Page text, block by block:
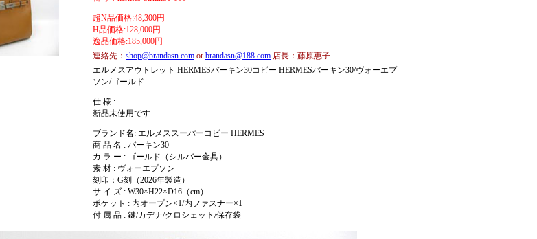
超N品価格:48,300円
H品価格:128,000円
逸品価格:185,000円
連絡先： shop@brandasn.com or brandasn@188.com 店長：藤原惠子
エルメスアウトレット HERMESバーキン30コピー HERMESバーキン30/ヴォーエプ
ソン/ゴールド
仕 様 :
新品未使用です
ブランド名: エルメススーパーコピー HERMES
商 品 名 : バーキン30
カ ラ ー : ゴールド（シルバー金具）
素 材 : ヴォーエプソン
刻印：G刻（2026年製造）
サ イ ズ : W30×H22×D16（cm）
ポケット : 内オープン×1/内ファスナー×1
付 属 品 : 鍵/カデナ/クロシェット/保存袋